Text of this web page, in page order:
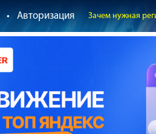
• Авторизация Зачем нужная